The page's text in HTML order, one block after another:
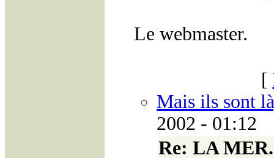
Le webmaster.
[
Mais ils sont
2002 - 01:12
Re: LA